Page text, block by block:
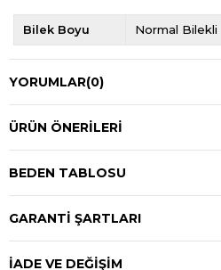
Bilek Boyu Normal Bilekli
YORUMLAR(0)
ÜRÜN ÖNERILERI
BEDEN TABLOSU
GARANTİ ŞARTLARI
İADE VE DEĞİŞİM